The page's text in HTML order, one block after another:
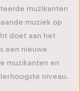
muzikanten
muziek op
doet aan het
een nieuwe
muzikanten en
niveau.